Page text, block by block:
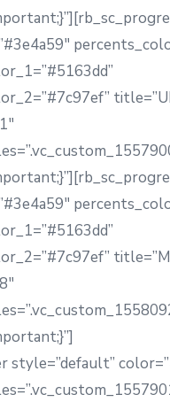
style=”default”